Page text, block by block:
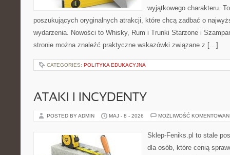
wyjątkowego charakteru.
poszukujących oryginalnych atrakcji, które chcą zadbać o
wydarzenia. Nowości to Whisky, Rum i Trunki Starzone i
stronie można znaleźć praktyczne wskazówki związane z […]
CATEGORIES: POLITYKA EDUKACYJNA
ATAKI I INCYDENTY
POSTED BY ADMIN MAJ - 8 - 2026 MOŻLIWOŚĆ
Sklep-Feniks.pl to stale
dla osób, które cenią